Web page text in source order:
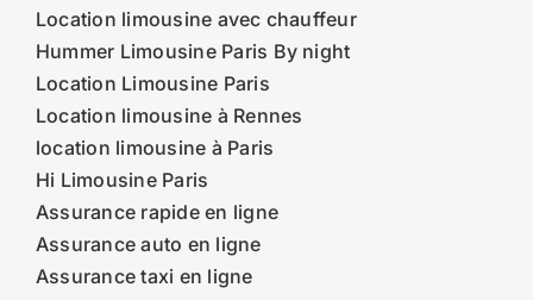
Location limousine avec chauffeur
Hummer Limousine Paris By night
Location Limousine Paris
Location limousine à Rennes
location limousine à Paris
Hi Limousine Paris
Assurance rapide en ligne
Assurance auto en ligne
Assurance taxi en ligne